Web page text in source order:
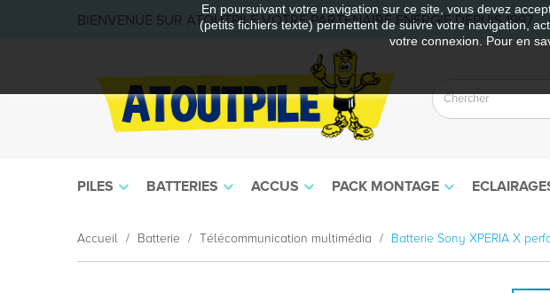
En poursuivant votre navigation sur ce site, vous devez
(petits fichiers texte) permettent de suivre votre navigation,
votre connexion. Pour en
BIENVENUE SUR ATOUTPILE VOTRE PARTENAIRE ENERGIE DEPUIS 1997
PILES BATTERIES ACCUS PACK MONTAGE
Accueil Batterie Télécommunication multimédia Batterie Sony XPERIA X